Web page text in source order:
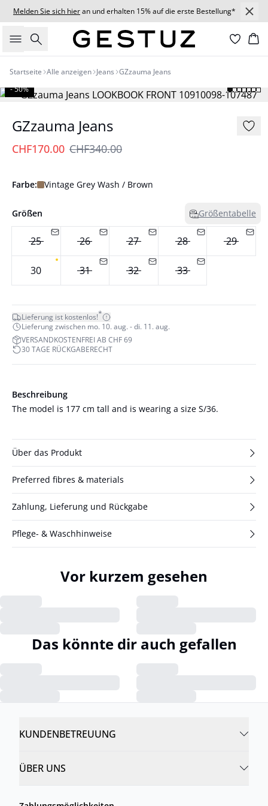
Melden Sie sich hieran und erhalten 15% auf die erste Bestellung*
Suche
Startseite Alle anzeigen Jeans GZzauma Jeans
- 50%
GZzauma Jeans
CHF170.00 CHF340.00
Farbe: Vintage Grey Wash / Brown
Größen Größentabelle
25 26 27 28 29
30 31 32 33
Lieferung ist kostenlos!*
Lieferung zwischen mo. 10. aug. - di. 11. aug.
VERSANDKOSTENFREI AB CHF 69
30 TAGE RÜCKGABERECHT
Beschreibung
The model is 177 cm tall and is wearing a size S/36.
Über das Produkt
Preferred fibres & materials
Zahlung, Lieferung und Rückgabe
Pflege- & Waschhinweise
Vor kurzem gesehen
Das könnte dir auch gefallen
KUNDENBETREUUNG
ÜBER UNS